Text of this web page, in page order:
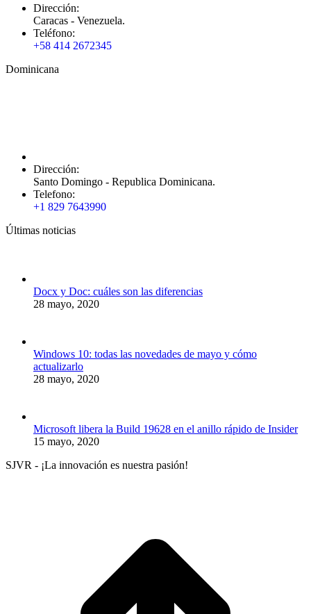
Dirección:
Caracas - Venezuela.
Teléfono:
+58 414 2672345
Dominicana
Dirección:
Santo Domingo - Republica Dominicana.
Telefono:
+1 829 7643990
Últimas noticias
Docx y Doc: cuáles son las diferencias
28 mayo, 2020
Windows 10: todas las novedades de mayo y cómo
actualizarlo
28 mayo, 2020
Microsoft libera la Build 19628 en el anillo rápido de Insider
15 mayo, 2020
SJVR - ¡La innovación es nuestra pasión!